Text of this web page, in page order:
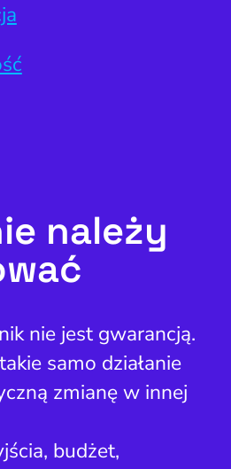
należy
nie jest gwarancją.
samo działanie
zmianę w innej
budżet,